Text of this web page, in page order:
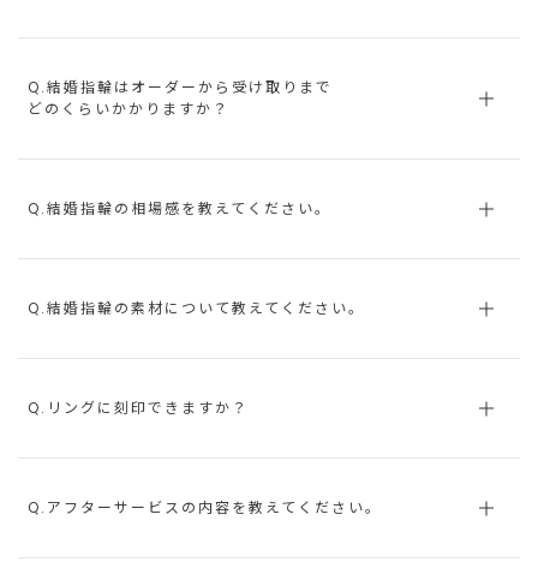
Q.結婚指輪はオーダーから受け取りまで
どのくらいかかりますか？
Q.結婚指輪の相場感を教えてください。
Q.結婚指輪の素材について教えてください。
Q.リングに刻印できますか？
Q.アフターサービスの内容を教えてください。